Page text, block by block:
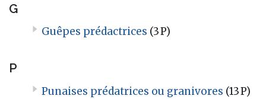
G
Guêpes prédactrices (3 P)
P
Punaises prédatrices ou granivores (13 P)